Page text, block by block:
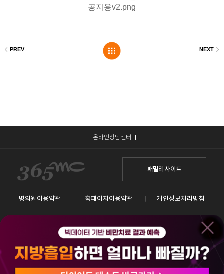
온라인상담센터
패밀리 사이트
병의원이용약관 홈페이지이용약관 개인정보처리방침
365mc병원 서울시 서초구 서초동 1657-1